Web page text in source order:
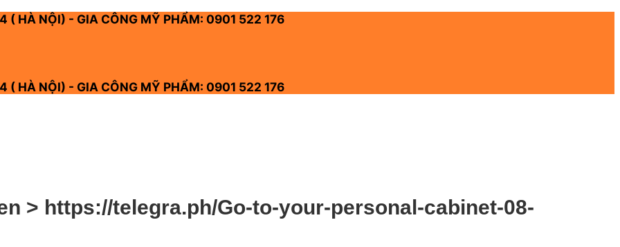
HÀ NỘI) - GIA CÔNG MỸ PHẨM: 0901 522 176
HÀ NỘI) - GIA CÔNG MỸ PHẨM: 0901 522 176
> https://telegra.ph/Go-to-your-personal-cabinet-08-